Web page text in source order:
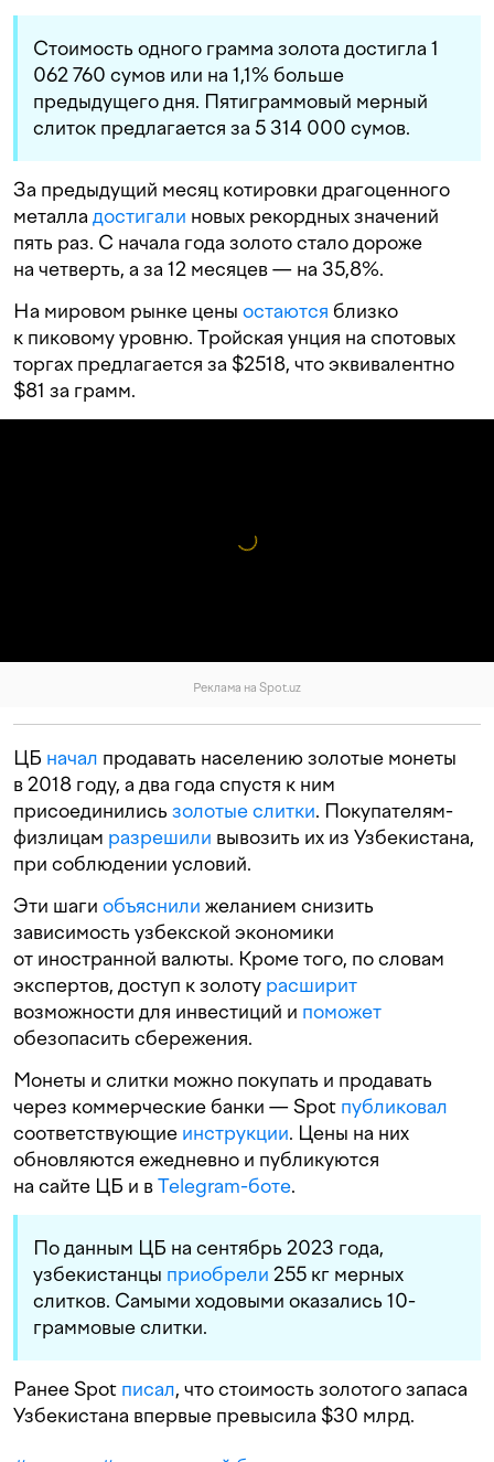
Стоимость одного грамма золота достигла 1
062 760 сумов или на 1,1% больше
предыдущего дня. Пятиграммовый мерный
слиток предлагается за 5 314 000 сумов.
За предыдущий месяц котировки драгоценного
металла достигали новых рекордных значений
пять раз. С начала года золото стало дороже
на четверть, а за 12 месяцев — на 35,8%.
На мировом рынке цены остаются близко
к пиковому уровню. Тройская унция на спотовых
торгах предлагается за $2518, что эквивалентно
$81 за грамм.
Реклама на Spot.uz
ЦБ начал продавать населению золотые монеты
в 2018 году, а два года спустя к ним
присоединились золотые слитки. Покупателям-
физлицам разрешили вывозить их из Узбекистана,
при соблюдении условий.
Эти шаги объяснили желанием снизить
зависимость узбекской экономики
от иностранной валюты. Кроме того, по словам
экспертов, доступ к золоту расширит
возможности для инвестиций и поможет
обезопасить сбережения.
Монеты и слитки можно покупать и продавать
через коммерческие банки — Spot публиковал
соответствующие инструкции. Цены на них
обновляются ежедневно и публикуются
на сайте ЦБ и вTelegram-боте.
По данным ЦБ на сентябрь 2023 года,
узбекистанцы приобрели 255 кг мерных
слитков. Самыми ходовыми оказались 10-
граммовые слитки.
Ранее Spot писал, что стоимость золотого запаса
Узбекистана впервые превысила $30 млрд.